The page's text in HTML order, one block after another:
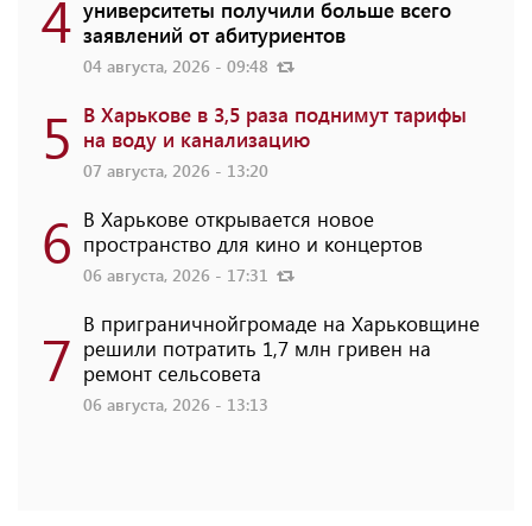
4 университеты получили больше всего
заявлений от абитуриентов
04 августа, 2026 - 09:48
5 В Харькове в 3,5 раза поднимут тарифы
на воду и канализацию
07 августа, 2026 - 13:20
6 В Харькове открывается новое
пространство для кино и концертов
06 августа, 2026 - 17:31
7 В приграничнойгромаде на Харьковщине
решили потратить 1,7 млн ​​гривен на
ремонт сельсовета
06 августа, 2026 - 13:13